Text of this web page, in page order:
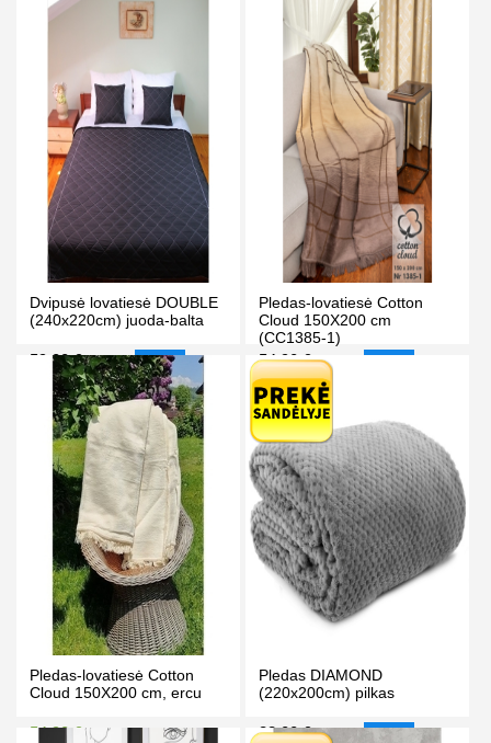
Kaina prisijungus
PIRKTI
Dvipusė lovatiesė DOUBLE
(240x220cm) juoda-balta
59.00 €65.00 € -9%
PIRKTI
Pledas-lovatiesė Cotton
Cloud 150X200 cm
(CC1385-1)
54.90 €59.90 €
PIRKTI
Pledas-lovatiesė Cotton
Cloud 150X200 cm, ercu
54.90 € 59.90 €
Pledas DIAMOND
(220x200cm) pilkas
33.00 €35.00 €